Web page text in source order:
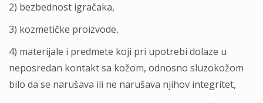
2) bezbednost igračaka,
3) kozmetičke proizvode,
4) materijale i predmete koji pri upotrebi dolaze u
neposredan kontakt sa kožom, odnosno sluzokožom
bilo da se narušava ili ne narušava njihov integritet,